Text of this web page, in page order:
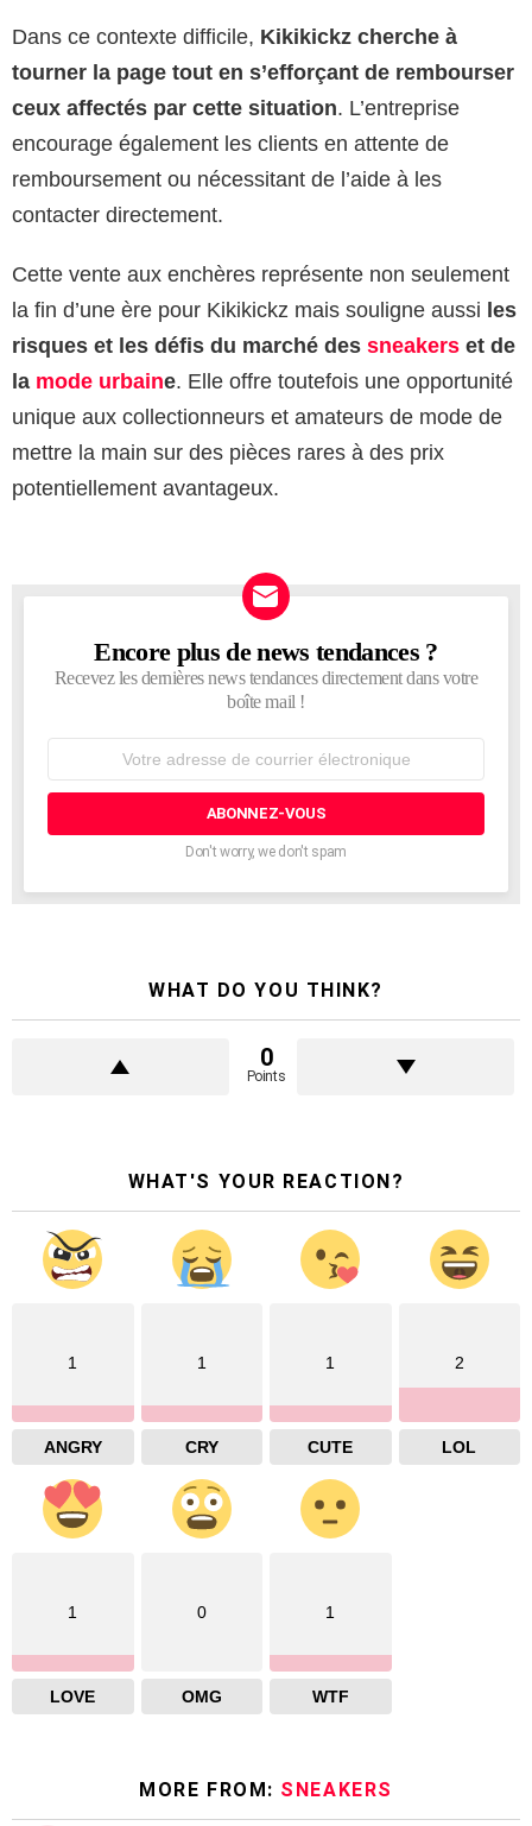
Dans ce contexte difficile, Kikikickz cherche à
tourner la page tout en s’efforçant de rembourser
ceux affectés par cette situation. L’entreprise
encourage également les clients en attente de
remboursement ou nécessitant de l’aide à les
contacter directement.
Cette vente aux enchères représente non seulement
la fin d’une ère pour Kikikickz mais souligne aussi les
risques et les défis du marché des sneakers et de
la mode urbaine. Elle offre toutefois une opportunité
unique aux collectionneurs et amateurs de mode de
mettre la main sur des pièces rares à des prix
potentiellement avantageux.
NEWSLETTER
Encore plus de news tendances ?
Recevez les dernières news tendances directement dans votre
boîte mail !
courrier
Don't worry, we don't spam
WHAT DO YOU THINK?
0
Points
WHAT'S YOUR REACTION?
1
ANGRY
1
CRY
1
CUTE
2
LOL
1
LOVE
0
OMG
1
WTF
MORE FROM: SNEAKERS